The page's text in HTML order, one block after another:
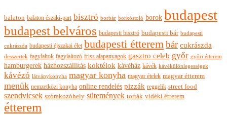
balaton balaton északi-part bisztró borbár borkóstoló borok budapest
budapest belváros budapesti bisztró budapesti bár budapesti
cukrászda budapesti éjszakai élet budapesti étterembár cukrászda
desszertek fagylaltok fagylaltozó friss alapanyagok gasztro celeb győr győri étterem
hamburgerek házhozszállítás koktélok kávéház kávék kávékülönlegességek
kávézó látványkonyha magyar konyha magyar ételek magyar étterem
menük nemzetközi konyha online rendelés pizzák reggelik street food
szendvicsek szórakozóhely sütemények torták vidéki étterem
étterem